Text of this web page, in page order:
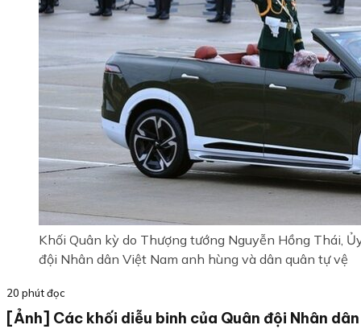
Khối Quân kỳ do Thượng tướng Nguyễn Hồng Thái,
đội Nhân dân Việt Nam anh hùng và dân quân tự vệ
20 phút đọc
[Ảnh] Các khối diễu binh của Quân đội Nhân